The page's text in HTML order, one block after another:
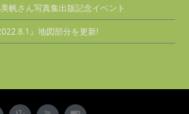
帆さん写真集出版記念イベント
』地図部分を更新!